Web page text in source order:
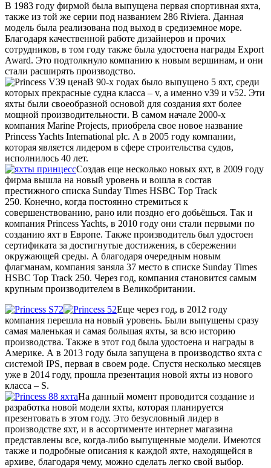
В 1983 году фирмой была выпущена первая спортивная яхта,
также из той же серии под названием 286 Riviera. Данная
модель была реализована под выход в средиземное море.
Благодаря качественной работе дизайнеров и прочих
сотрудников, в том году также была удостоена награды Export
Award. Это подтолкнуло компанию к новым вершинам, и они
стали расширять производство.
В 90-х годах было выпущено 5 яхт, среди
которых прекрасные судна класса – v, а именно v39 и v52. Эти
яхты были своеобразной основой для создания яхт более
мощной производительности. В самом начале 2000-х
компания Marine Projects, приобрела свое новое название
Princess Yachts International plc. А в 2005 году компании,
которая является лидером в сфере строительства судов,
исполнилось 40 лет.
Создав еще несколько новых яхт, в 2009 году
фирма вышла на новый уровень и вошла в состав
престижного списка Sunday Times HSBC Top Track
250. Конечно, когда постоянно стремиться к
совершенствованию, рано или поздно его добьёшься. Так и
компания Princess Yachts, в 2010 году они стали первыми по
созданию яхт в Европе. Также производитель был удостоен
сертификата за достигнутые достижения, в сбережении
окружающей среды. А благодаря очередным новым
флагманам, компания заняла 37 место в списке Sunday Times
HSBC Top Track 250. Через год, компания становится самым
крупным производителем в Великобритании.
Еще через год, в 2012 году
компания перешла на новый уровень. Были выпущены сразу
самая маленькая и самая большая яхты, за всю историю
производства. Также в этот год была удостоена и награды в
Америке. А в 2013 году была запущена в производство яхта с
системой IPS, первая в своем роде. Спустя несколько месяцев
уже в 2014 году, прошла презентация новой яхты из нового
класса – S.
На данный момент проводится создание и
разработка новой модели яхты, которая планируется
презентовать в этом году. Это безусловный лидер в
производстве яхт, и в ассортименте интернет магазина
представлены все, когда-либо выпущенные модели. Имеются
также и подробные описания к каждой яхте, находящейся в
архиве, благодаря чему, можно сделать легко свой выбор.